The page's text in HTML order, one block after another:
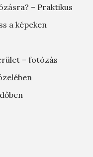
– Praktikus
a képeken
– fotózás